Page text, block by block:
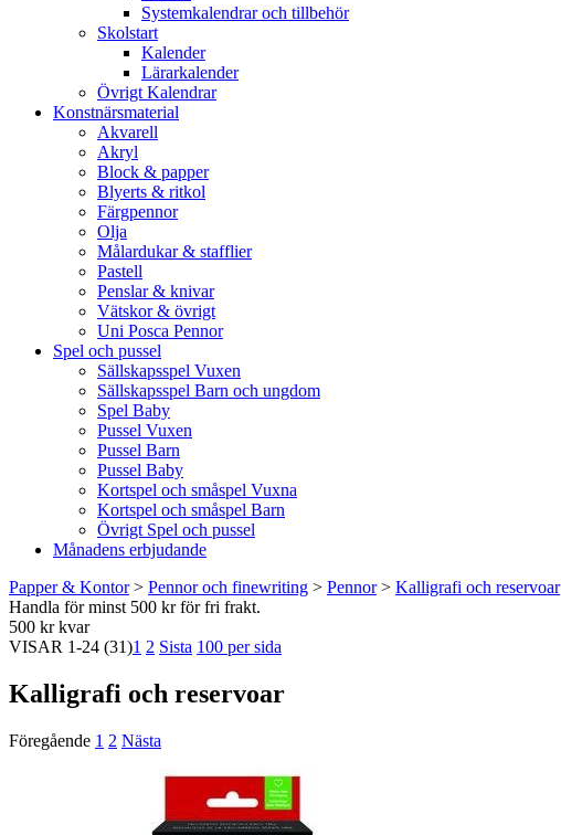
Systemkalendrar och tillbehör
Skolstart
Kalender
Lärarkalender
Övrigt Kalendrar
Konstnärsmaterial
Akvarell
Akryl
Block & papper
Blyerts & ritkol
Färgpennor
Olja
Målardukar & stafflier
Pastell
Penslar & knivar
Vätskor & övrigt
Uni Posca Pennor
Spel och pussel
Sällskapsspel Vuxen
Sällskapsspel Barn och ungdom
Spel Baby
Pussel Vuxen
Pussel Barn
Pussel Baby
Kortspel och småspel Vuxna
Kortspel och småspel Barn
Övrigt Spel och pussel
Månadens erbjudande
Papper & Kontor> Pennor och finewriting > Pennor> Kalligrafi och reservoar
Handla för minst 500 kr för fri frakt.
500 kr kvar
VISAR 1-24 (31)1 2 Sista 100 per sida
Kalligrafi och reservoar
Föregående 1 2 Nästa